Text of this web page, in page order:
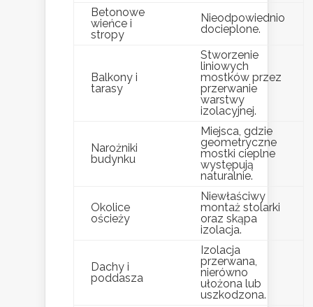
Betonowe
wieńce i
stropy
Nieodpowiednio
docieplone.
Balkony i
tarasy
Stworzenie
liniowych
mostków przez
przerwanie
warstwy
izolacyjnej.
Narożniki
budynku
Miejsca, gdzie
geometryczne
mostki cieplne
występują
naturalnie.
Okolice
ościeży
Niewłaściwy
montaż stolarki
oraz skąpa
izolacja.
Dachy i
poddasza
Izolacja
przerwana,
nierówno
ułożona lub
uszkodzona.